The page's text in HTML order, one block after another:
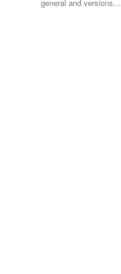
general and versions…